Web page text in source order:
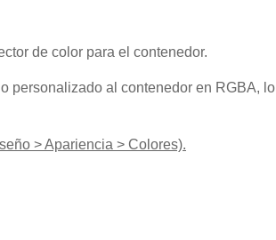
de color para el contenedor.
personalizado al contenedor en RGBA, lo
> Apariencia > Colores).